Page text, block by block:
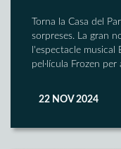
Torna la Casa del
sorpreses. La gran
l'espectacle musical
pel·lícula Frozen
22 NOV 2024